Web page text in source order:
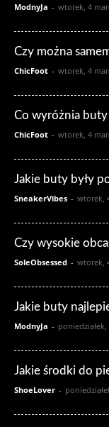
ModnyJa - wtorek, 4
Czy można
ChicFoot - wtorek, 4
Co wyróżnia
ChicFoot - wtorek, 4
Jakie buty były
SneakerVibes - wtorek,
Czy wysokie
SoleObsessed - wtorek,
Jakie buty
ModnyJa -
Jakie środki do
ShoeLover -